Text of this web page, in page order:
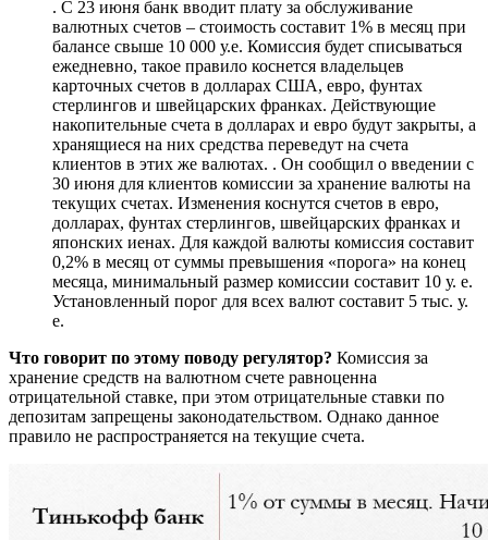
. С 23 июня банк вводит плату за обслуживание
валютных счетов – стоимость составит 1% в месяц при
балансе свыше 10 000 у.е. Комиссия будет списываться
ежедневно, такое правило коснется владельцев
карточных счетов в долларах США, евро, фунтах
стерлингов и швейцарских франках. Действующие
накопительные счета в долларах и евро будут закрыты, а
хранящиеся на них средства переведут на счета
клиентов в этих же валютах. . Он сообщил о введении с
30 июня для клиентов комиссии за хранение валюты на
текущих счетах. Изменения коснутся счетов в евро,
долларах, фунтах стерлингов, швейцарских франках и
японских иенах. Для каждой валюты комиссия составит
0,2% в месяц от суммы превышения «порога» на конец
месяца, минимальный размер комиссии составит 10 у. е.
Установленный порог для всех валют составит 5 тыс. у.
е.
Что говорит по этому поводу регулятор? Комиссия за
хранение средств на валютном счете равноценна
отрицательной ставке, при этом отрицательные ставки по
депозитам запрещены законодательством. Однако данное
правило не распространяется на текущие счета.